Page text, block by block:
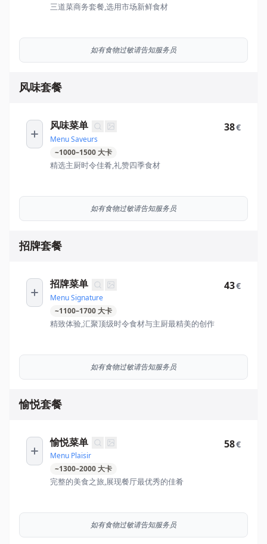
三道菜商务套餐,选用市场新鲜食材
如有食物过敏请告知服务员
风味套餐
风味菜单
Menu Saveurs
~1000–1500大卡
精选主厨时令佳肴,礼赞四季食材
38€
如有食物过敏请告知服务员
招牌套餐
招牌菜单
Menu Signature
~1100–1700大卡
精致体验,汇聚顶级时令食材与主厨最精美的创作
43€
如有食物过敏请告知服务员
愉悦套餐
愉悦菜单
Menu Plaisir
~1300–2000大卡
完整的美食之旅,展现餐厅最优秀的佳肴
58€
如有食物过敏请告知服务员